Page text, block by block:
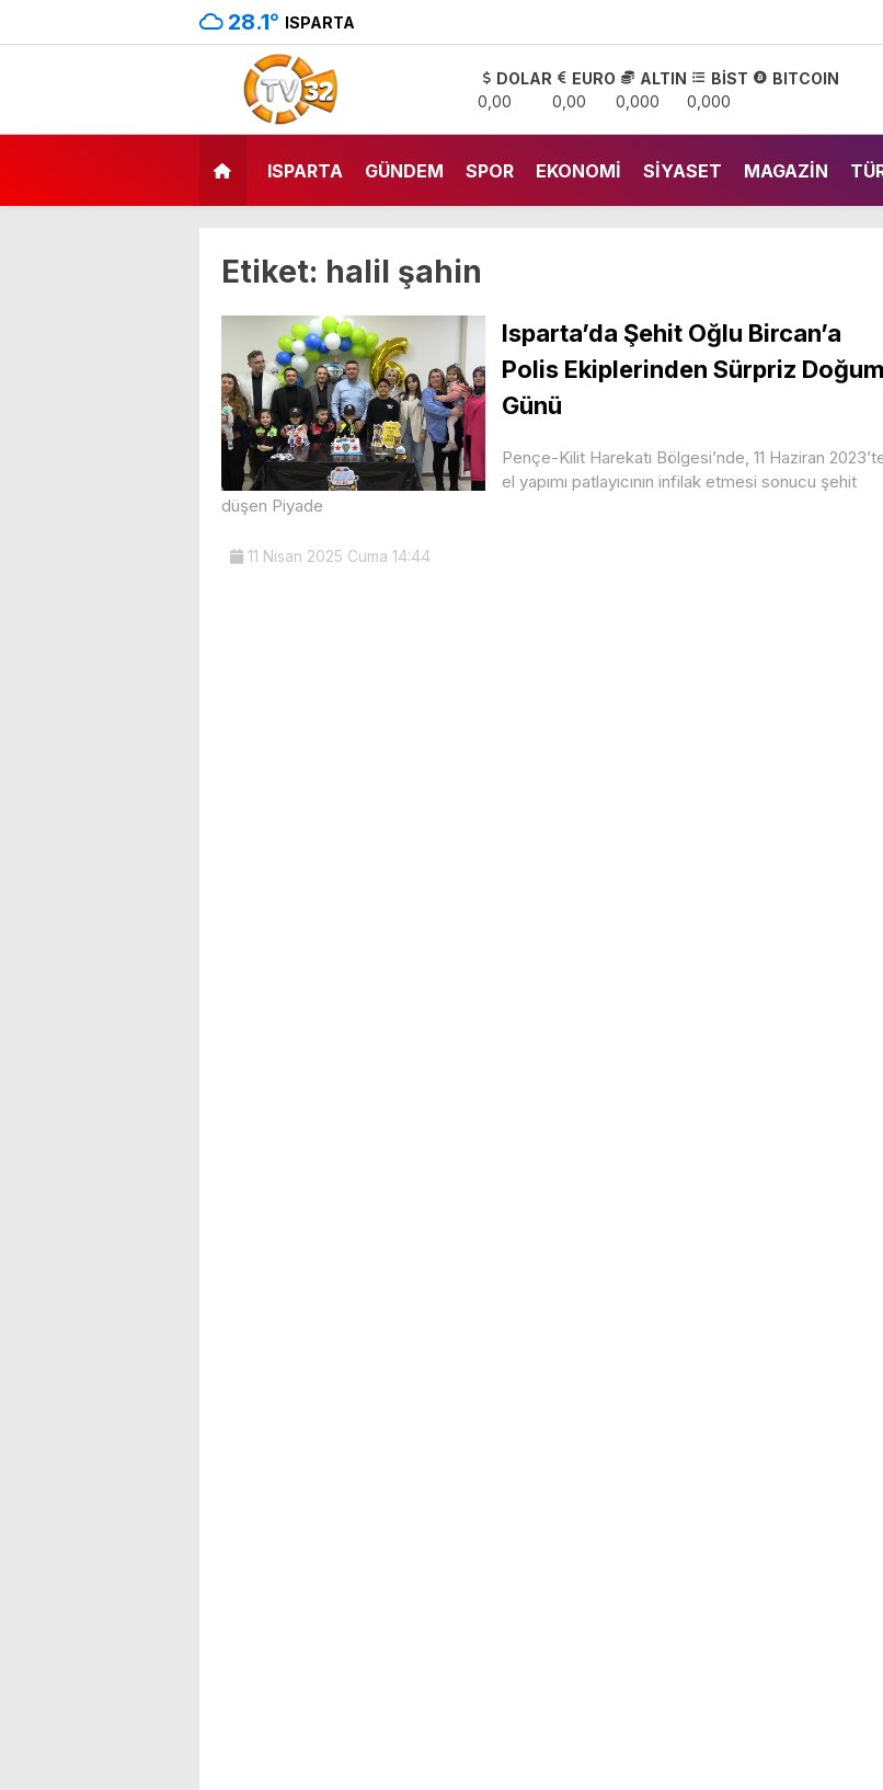
28.1° ISPARTA
DOLAR
0,00
EURO
0,00
ALTIN
0,000
BİST
0,000
BITCOIN
ISPARTA GÜNDEM SPOR EKONOMI SIYASET MAGAZIN
Etiket: halil şahin
Isparta’da Şehit Oğlu Bircan’a
Polis Ekiplerinden Sürpriz Doğum
Günü
Pençe-Kilit Harekatı Bölgesi’nde, 11 Haziran
el yapımı patlayıcının infilak etmesi sonucu şehit
düşen Piyade
11 Nisan 2025 Cuma 14:44